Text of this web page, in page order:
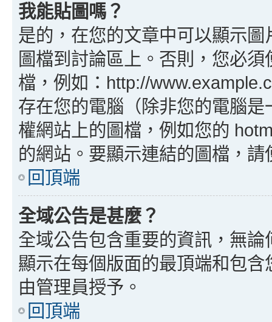
我能貼圖嗎？
是的，在您的文章中可以顯示
圖檔到討論區上。否則，您必
檔，例如：http://
存在您的電腦（除非您的電腦
權網站上的圖檔，例如您的
的網站。要顯示連結的圖檔，
回頂端
全域公告是甚麼？
全域公告包含重要的資訊，無
顯示在每個版面的最頂端和包
由管理員授予。
回頂端